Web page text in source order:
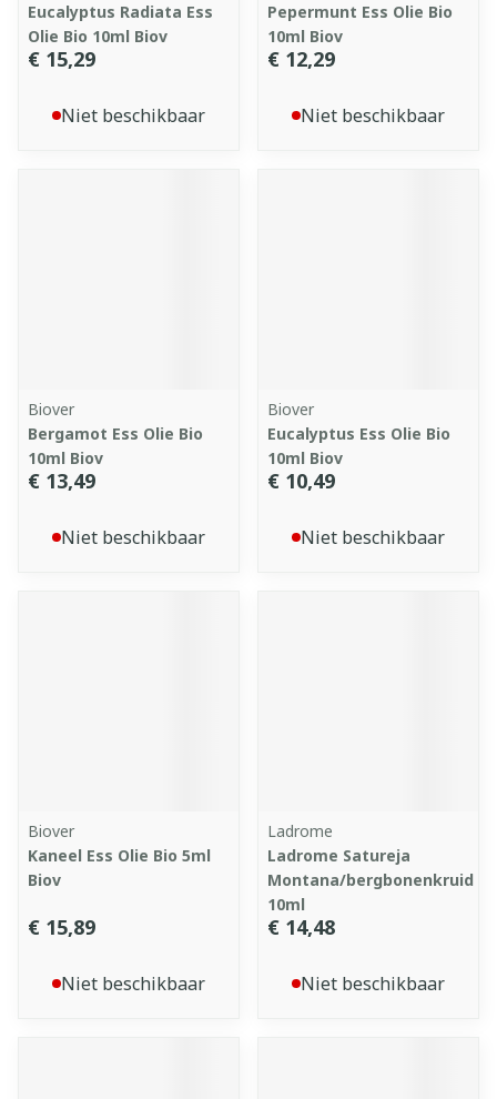
Eucalyptus Radiata Ess
Olie Bio 10ml Biov
€ 15,29
Niet beschikbaar
Pepermunt Ess Olie Bio
10ml Biov
€ 12,29
Niet beschikbaar
Biover
Bergamot Ess Olie Bio
10ml Biov
€ 13,49
Niet beschikbaar
Biover
Eucalyptus Ess Olie Bio
10ml Biov
€ 10,49
Niet beschikbaar
Biover
Kaneel Ess Olie Bio 5ml
Biov
€ 15,89
Niet beschikbaar
Ladrome
Ladrome Satureja
Montana/bergbonenkruid
10ml
€ 14,48
Niet beschikbaar